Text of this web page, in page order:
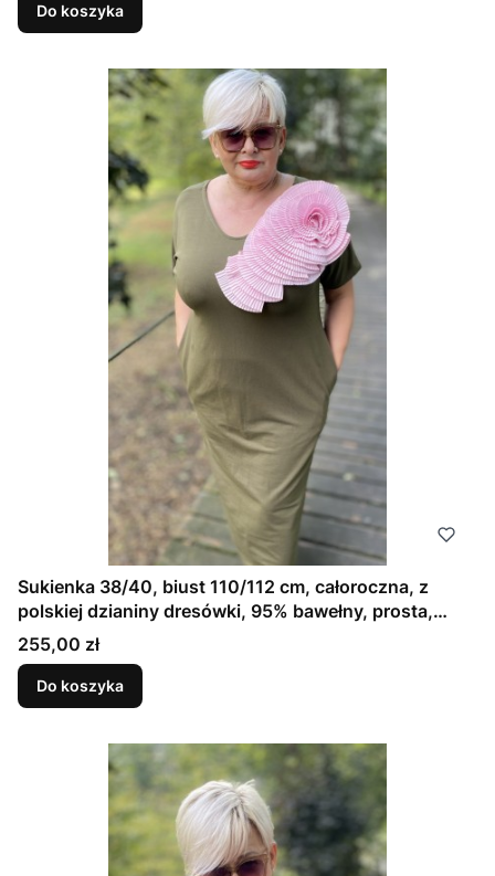
Do koszyka
Sukienka 38/40, biust 110/112 cm, całoroczna, z
polskiej dzianiny dresówki, 95% bawełny, prosta,
elegancka, z kieszeniami, uniwersalna, GŁADKA
OLIWKOWA ZIELONA
Cena
255,00 zł
Do koszyka